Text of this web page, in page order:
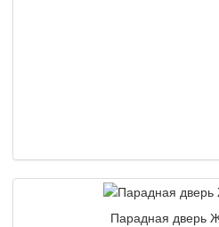
Парадная дверь